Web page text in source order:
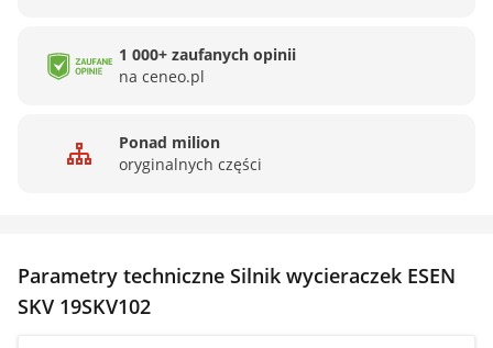
1 000+ zaufanych opinii
na ceneo.pl
Ponad milion
oryginalnych części
Parametry techniczne Silnik wycieraczek ESEN
SKV 19SKV102